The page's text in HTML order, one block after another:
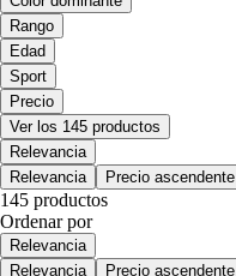
Rango
Edad
Sport
Precio
Ver los 145 productos
Relevancia
Relevancia
Precio ascendente
145 productos
Ordenar por
Relevancia
Relevancia
Precio ascendente